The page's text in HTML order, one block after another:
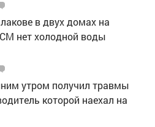
в двух домах на
нет холодной воды
утром получил травмы
которой наехал на